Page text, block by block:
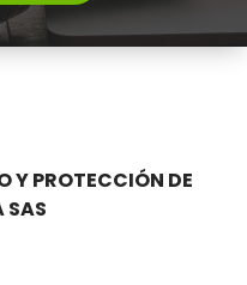
Y PROTECCIÓN DE
SAS